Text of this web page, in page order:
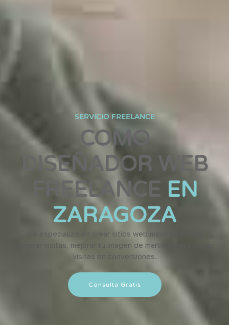
SERVICIO FREELANCE
COMO
DISEÑADOR WEB
FREELANCE EN
ZARAGOZA
Me especializo en crear sitios web mejoradas para
generar visitas, mejorar tu imagen de marca y transformar
visitas en conversiones.
Consulta Gratis